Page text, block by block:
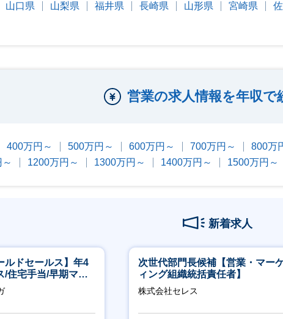
山口県 山梨県 福井県 長崎県 山形県 宮崎県
営業の求人情報を年収で
400万円～ 500万円～ 600万円～ 700万円～ 800万
1200万円～ 1300万円～ 1400万円～ 1500万円～
新着求人
ルドセールス】年4
/住宅手当/早期マネ
！
次世代部門長候補【営業・マー
ィング組織統括責任者】
株式会社セレス